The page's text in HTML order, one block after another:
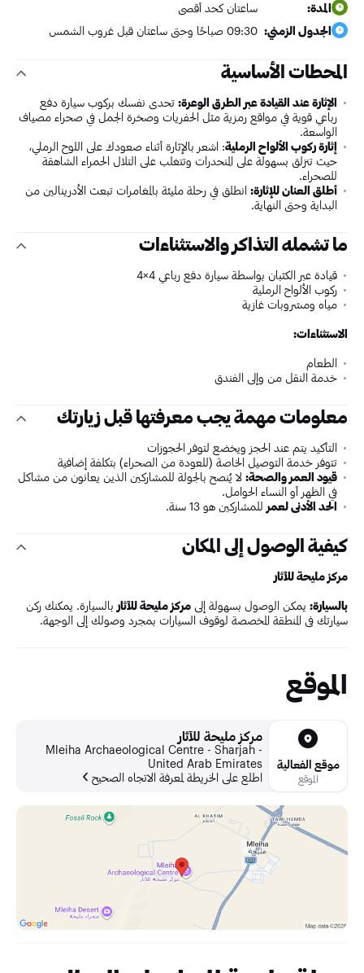
المدة:
ساعتان كحد أقصى
الجدول الزمني: 09:30 صباحًا وحتى ساعتان قبل غروب الشمس
المحطات الأساسية
الإثارة عند القيادة عبر الطرق الوعرة: تحدى نفسك بركوب سيارة دفع
رباعي قوية في مواقع رمزية مثل الحفريات وصخرة الجمل في صحراء مصياف
الواسعة.
إثارة ركوب الألواح الرملية: اشعر بالإثارة أثناء صعودك على اللوح الرملي،
حيث تنزلق بسهولة على المنحدرات وتتغلب على التلال الحمراء الشاهقة
للصحراء.
أطلق العنان للإثارة: انطلق في رحلة مليئة بالمغامرات تبعث الأدرينالين من
البداية وحتى النهاية.
ما تشمله التذاكر والاستثناءات
قيادة عبر الكثبان بواسطة سيارة دفع رباعي 4×4
ركوب الألواح الرملية
مياه ومشروبات غازية
الاستثناءات:
الطعام
خدمة النقل من وإلى الفندق
معلومات مهمة يجب معرفتها قبل زيارتك
التأكيد يتم عند الحجز ويخضع لتوفر الحجوزات
تتوفر خدمة التوصيل الخاصة (للعودة من الصحراء) بتكلفة إضافية
قيود العمر والصحة: لا يُنصح بالجولة للمشاركين الذين يعانون من مشاكل
في الظهر أو النساء الحوامل.
الحد الأدنى لعمر للمشاركين هو 13 سنة.
كيفية الوصول إلى المكان
مركز مليحة للآثار
بالسيارة: يمكن الوصول بسهولة إلى مركز مليحة للآثار بالسيارة. يمكنك ركن
سيارتك في المنطقة المخصصة لوقوف السيارات بمجرد وصولك إلى الوجهة.
الموقع
موقع الفعالية
الموقع
مركز مليحة للآثار
Mleiha Archaeological Centre - Sharjah -
United Arab Emirates
اطلع على الخريطة لمعرفة الاتجاه الصحيح